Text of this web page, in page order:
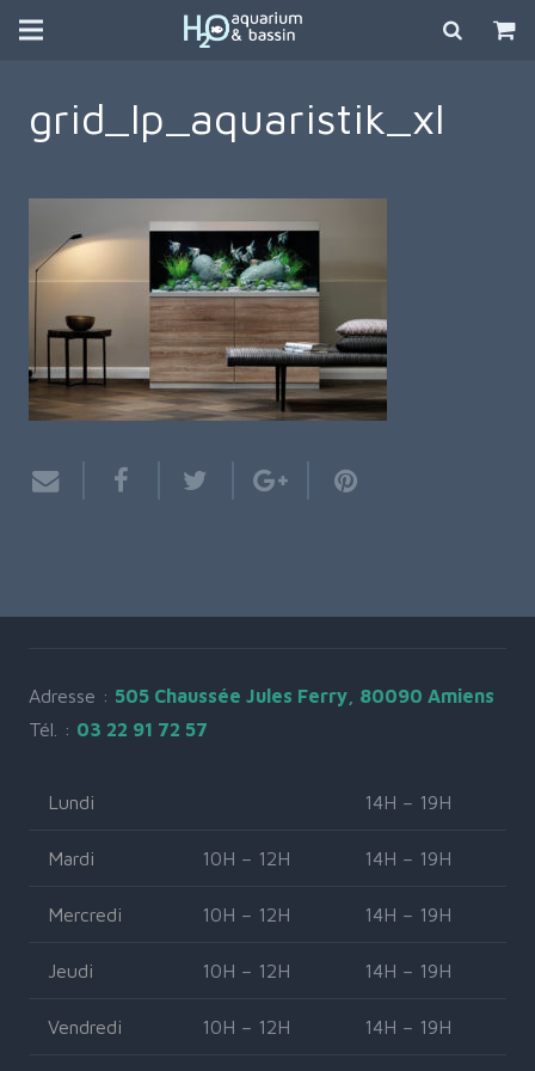
grid_lp_aquaristik_xl
Adresse : 505 Chaussée Jules Ferry, 80090 Amiens
Tél. : 03 22 91 72 57
Lundi 14H – 19H
Mardi 10H – 12H 14H – 19H
Mercredi 10H – 12H 14H – 19H
Jeudi 10H – 12H 14H – 19H
Vendredi 10H – 12H 14H – 19H